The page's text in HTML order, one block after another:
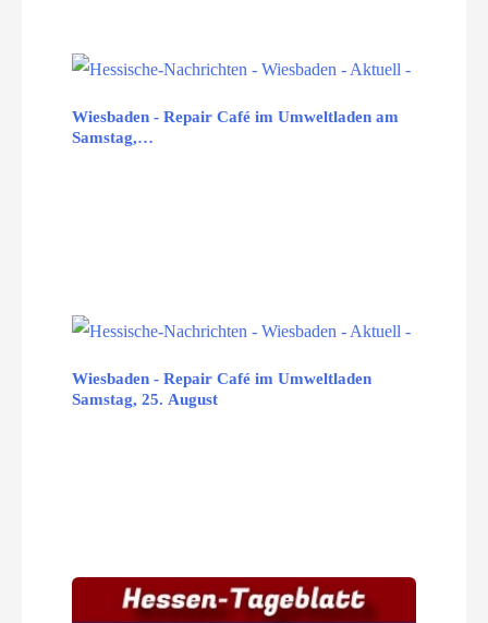
Wiesbaden - Repair Café im Umweltladen am
Samstag,…
Wiesbaden - Repair Café im Umweltladen
Samstag, 25. August